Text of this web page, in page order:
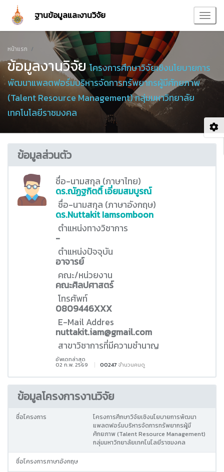
ฐานข้อมูลและงานวิจัย
หน้าแรก
ข้อมูลงานวิจัยโครงการศึกษาวิจัยเชิงนโยบายการ
พัฒนาแพลตฟอร์มบริหารจัดการทรัพยากรผู้มีศักยภาพ
(Talent Resource Management) กลุ่มมหาวิทยาลัย
เทคโนโลยีราชมงคล
ข้อมูลส่วนตัว
ชื่อ-นามสกุล (ภาษาไทย)
ดร.ณัฏฐกิตติ์ เอี่ยมสมบูรณ์
ชื่อ-นามสกุล (ภาษาอังกฤษ)
ดร.Nuttakit Iamsomboon
ตำแหน่งทางวิชาการ
-
ตำแหน่งปัจจุบัน
อาจารย์
คณะ/หน่วยงาน
คณะศิลปศาสตร์
โทรศัพท์
0809446XXX
E-Mail Addres
nuttakit.iam@gmail.com
สาขาวิชาการที่มีความชำนาญ
อัพเดทล่าสุด
02 ก.พ. 2569 00247จำนวนคนดู
ข้อมูลโครงการงานวิจัย
ชื่อโครงการ
โครงการศึกษาวิจัยเชิงนโยบายการพัฒนา
แพลตฟอร์มบริหารจัดการทรัพยากรผู้มี
ศักยภาพ (Talent Resource Management)
กลุ่มมหาวิทยาลัยเทคโนโลยีราชมงคล
ชื่อโครงการภาษาอังกฤษ